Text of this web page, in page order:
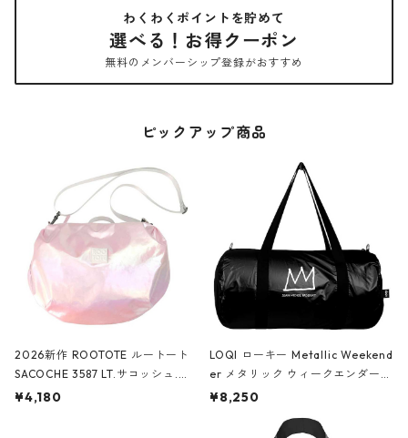
わくわくポイントを貯めて
選べる！お得クーポン
無料のメンバーシップ登録がおすすめ
ピックアップ商品
2026新作 ROOTOTE ルートート
SACOCHE 3587 LT.サコッシュ.ル
ミエ-B ショルダーバッグ グロスピ
¥4,180
LOQI ローキー Metallic Weekend
er メタリック ウィークエンダー
ボストンバッグ ショルダーバッグ
Black ジャン=ミッシェル・バスキ
¥8,250